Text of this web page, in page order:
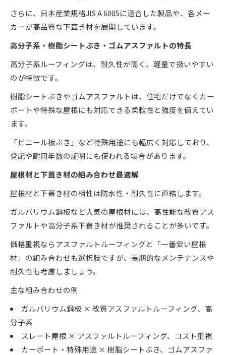
さらに、日本産業規格JIS A 6005に適合した製品や、各メー
カーが高品質な下葺き材を展開しています。
高分子系・樹脂シートぶき・ゴムアスファルトの特長
高分子系ルーフィングは、耐久性が高く、軽量で扱いやすい
のが特徴です。
樹脂シートぶきやゴムアスファルトは、住宅だけでなくカー
ポートや特殊な屋根にも対応できる柔軟性と強度を備えてい
ます。
「ビニール板ぶき」など特殊用途にも幅広く対応しており、
登記や耐用年数の証明にも使われる場合があります。
屋根材と下葺き材の組み合わせ最適解
屋根材と下葺き材の相性は防水性・耐久性に直結します。
ガルバリウム鋼板など人気の屋根材には、高性能な改質アス
ファルトや高分子系下葺き材が推奨されることが多いです。
価格重視ならアスファルトルーフィングと「一番安い屋根
材」の組み合わせも選択肢ですが、長期的なメンテナンスや
耐久性も考慮しましょう。
主な組み合わせの例
ガルバリウム鋼板 × 改質アスファルトルーフィング、高
分子系
スレート屋根 × アスファルトルーフィング、コスト重視
カーポート・特殊用途 × 樹脂シートぶき、ゴムアスファ